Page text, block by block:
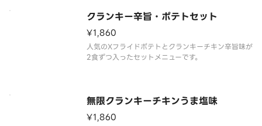
クランキー辛旨・ポテトセット
¥1,860
人気のXフライドポテトとクランキーチキン辛旨味が
2食ずつ入ったセットメニューです。
無限クランキーチキンうま塩味
¥1,860